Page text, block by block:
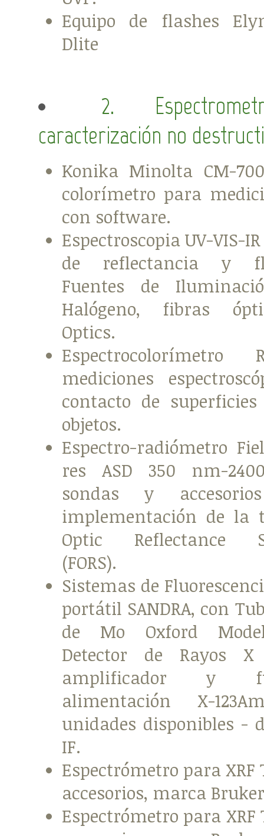
Equipo de flashes
Dlite
2.
caracterización no
Konika Minolta CM-
colorímetro para
con software.
Espectroscopia UV-VIS-
de reflectancia y
Fuentes de
Halógeno, fibras
Optics.
Espectrocolorímetro
mediciones
contacto de
objetos.
Espectro-radiómetro
res ASD 350 nm-
sondas y
implementación de la
Optic Reflectance
(FORS).
Sistemas de
portátil SANDRA, con
de Mo Oxford
Detector de Rayos
amplificador y
alimentación X-
unidades disponibles -
IF.
Espectrómetro para XRF
accesorios, marca
Espectrómetro para